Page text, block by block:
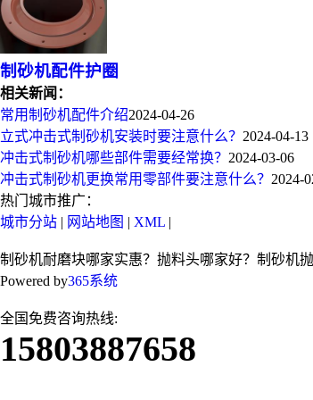
制砂机配件护圈
相关新闻：
常用制砂机配件介绍2024-04-26
立式冲击式制砂机安装时要注意什么？ 2024-04-13
冲击式制砂机哪些部件需要经常换？ 2024-03-06
冲击式制砂机更换常用零部件要注意什么？ 2024-
热门城市推广：
城市分站 | 网站地图 | XML |
制砂机耐磨块哪家实惠？抛料头哪家好？制砂机
Powered by365系统
全国免费咨询热线:
15803887658